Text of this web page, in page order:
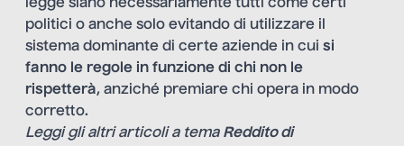
legge siano necessariamente tutti come certi
politici o anche solo evitando di utilizzare il
sistema dominante di certe aziende in cui si
fanno le regole in funzione di chi non le
rispetterà, anziché premiare chi opera in modo
corretto.
Leggi gli altri articoli a tema Reddito di